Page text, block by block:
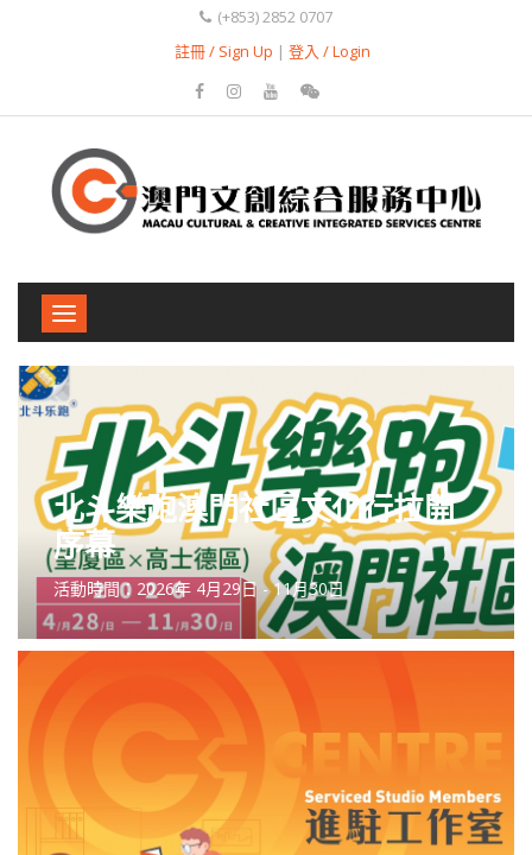
(+853) 2852 0707
註冊 / Sign Up | 登入 / Login
Toggle
navigation
北斗樂跑澳門社區文化行拉開
序幕
活動時間：2026年 4月29日 - 11月30日